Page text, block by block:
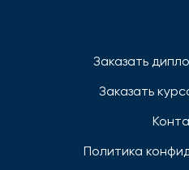
Заказать
Заказать
Политика